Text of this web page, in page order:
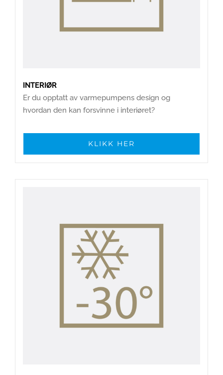
INTERIØR
Er du opptatt av varmepumpens design og
hvordan den kan forsvinne i interiøret?
KLIKK HER